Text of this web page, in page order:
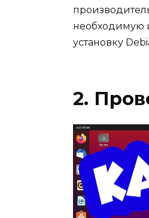
необходимую
установку
2.